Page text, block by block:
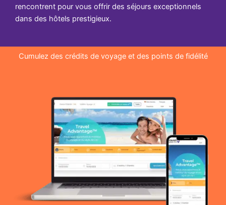
rencontrent pour vous offrir des séjours exceptionnels
dans des hôtels prestigieux.
Cumulez des crédits de voyage et des points de fidélité